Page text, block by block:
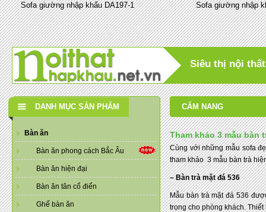
Sofa giường nhập khẩu DA197-1 Sofa giường nhập
Siêu thị nội
DANH MỤC SẢN PHẨM
Bàn ăn
Bàn ăn phong cách Bắc Âu
Bàn ăn hiện đại
Bàn ăn tân cổ điển
Ghế bàn ăn
CẨM NANG
Tham khảo 3 mẫu bàn
Cùng với những mẫu sofa
tham khảo 3 mẫu bàn trà
– Bàn trà mặt đá 536
Mẫu bàn trà mặt đá 536
trọng cho phòng khách.